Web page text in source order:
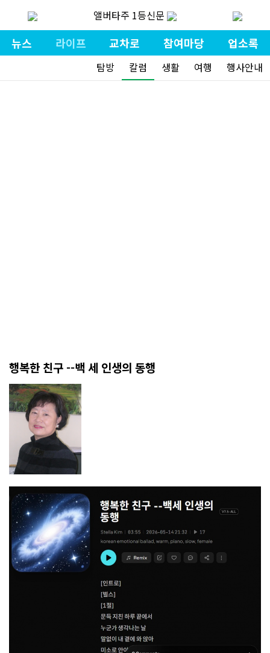
앨버타주 1등신문
뉴스 라이프 교차로 참여마당 업소록
탐방 칼럼 생활 여행 행사안내
행복한 친구 --백 세 인생의 동행